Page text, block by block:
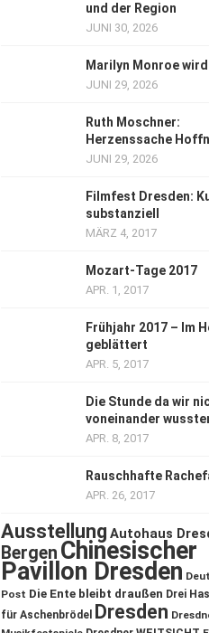
und der Region
JUNI 30, 2026
Marilyn Monroe wird
JUNI 29, 2026
Ruth Moschner:
Herzenssache
JUNI 29, 2026
Filmfest Dresden:
substanziell
MÄRZ 4, 2017
Mozart-Tage 2017
APR. 1, 2017
Frühjahr 2017 – Im
geblättert
APR. 5, 2017
Die Stunde da wir
voneinander
APR. 8, 2017
Rauschhafte
APR. 26, 2017
Ausstellung Autohaus
Bergen Chinesischer
Pavillon Dresden
Post Die Ente bleibt draußen Drei
für Aschenbrödel
Dresden